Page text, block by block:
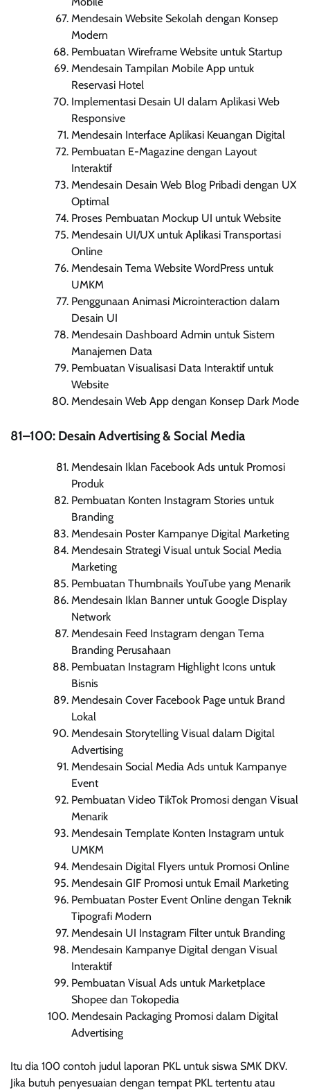
Mendesain Website Sekolah dengan Konsep
Modern
Pembuatan Wireframe Website untuk Startup
Mendesain Tampilan Mobile App untuk
Reservasi Hotel
Implementasi Desain UI dalam Aplikasi Web
Responsive
Mendesain Interface Aplikasi Keuangan Digital
Pembuatan E-Magazine dengan Layout
Interaktif
Mendesain Desain Web Blog Pribadi dengan UX
Optimal
Proses Pembuatan Mockup UI untuk Website
Mendesain UI/UX untuk Aplikasi Transportasi
Online
Mendesain Tema Website WordPress untuk
UMKM
Penggunaan Animasi Microinteraction dalam
Desain UI
Mendesain Dashboard Admin untuk Sistem
Manajemen Data
Pembuatan Visualisasi Data Interaktif untuk
Website
Mendesain Web App dengan Konsep Dark Mode
81–100: Desain Advertising & Social Media
Mendesain Iklan Facebook Ads untuk Promosi
Produk
Pembuatan Konten Instagram Stories untuk
Branding
Mendesain Poster Kampanye Digital Marketing
Mendesain Strategi Visual untuk Social Media
Marketing
Pembuatan Thumbnails YouTube yang Menarik
Mendesain Iklan Banner untuk Google Display
Network
Mendesain Feed Instagram dengan Tema
Branding Perusahaan
Pembuatan Instagram Highlight Icons untuk
Bisnis
Mendesain Cover Facebook Page untuk Brand
Lokal
Mendesain Storytelling Visual dalam Digital
Advertising
Mendesain Social Media Ads untuk Kampanye
Event
Pembuatan Video TikTok Promosi dengan Visual
Menarik
Mendesain Template Konten Instagram untuk
UMKM
Mendesain Digital Flyers untuk Promosi Online
Mendesain GIF Promosi untuk Email Marketing
Pembuatan Poster Event Online dengan Teknik
Tipografi Modern
Mendesain UI Instagram Filter untuk Branding
Mendesain Kampanye Digital dengan Visual
Interaktif
Pembuatan Visual Ads untuk Marketplace
Shopee dan Tokopedia
Mendesain Packaging Promosi dalam Digital
Advertising
Itu dia 100 contoh judul laporan PKL untuk siswa SMK DKV.
Jika butuh penyesuaian dengan tempat PKL tertentu atau